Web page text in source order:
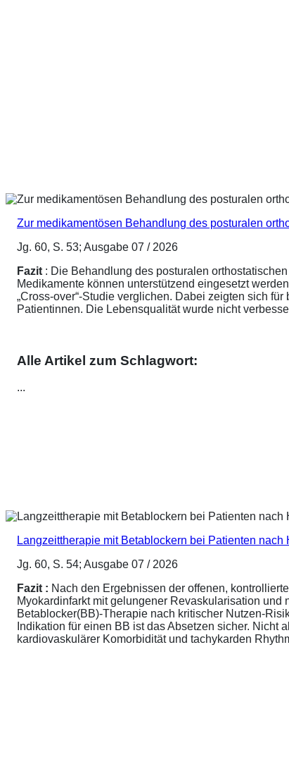
Zur medikamentösen Behandlung des posturalen
Jg. 60, S. 53; Ausgabe 07 / 2026
Fazit : Die Behandlung des posturalen
Medikamente können unterstützend eingesetzt
„Cross-over“-Studie verglichen. Dabei zeigten sich
Patientinnen. Die Lebensqualität wurde nicht
Alle Artikel zum Schlagwort:
...
Langzeittherapie mit Betablockern bei Patienten
Jg. 60, S. 54; Ausgabe 07 / 2026
Fazit : Nach den Ergebnissen der offenen,
Myokardinfarkt mit gelungener Revaskularisation
Betablocker(BB)-Therapie nach kritischer Nutzen-
Indikation für einen BB ist das Absetzen sicher.
kardiovaskulärer Komorbidität und tachykarden